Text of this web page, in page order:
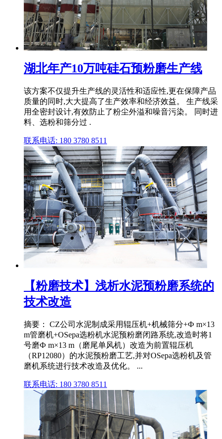
湖北年产10万吨硅石预粉磨生产线
该方案不仅提升生产线的灵活性和适应性,更在保障产品
质量的同时,大大提高了生产效率和经济效益。 生产线采
用全密封设计,有效防止了粉尘外溢和噪音污染。 同时进
料、选粉和筛分过 .
联系电话: 180 3780 8511
【粉磨技术】浅析水泥预粉磨系统的
技术改造
摘要： CZ公司水泥制成采用辊压机+机械筛分+Ф m×13
m管磨机+OSepa选粉机水泥预粉磨闭路系统,改造时将1
号磨Ф m×13 m（磨尾单风机）改造为前置辊压机
（RP12080）的水泥预粉磨工艺,并对OSepa选粉机及管
磨机系统进行技术改造及优化。 ...
联系电话: 180 3780 8511